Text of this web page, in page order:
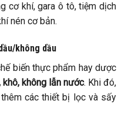
cơ khí, gara ô tô, tiệm dịch
nén cơ bản.
không dầu
biến thực phẩm hay dược
khô, không lẫn nước. Khi đó,
các thiết bị lọc và sấy